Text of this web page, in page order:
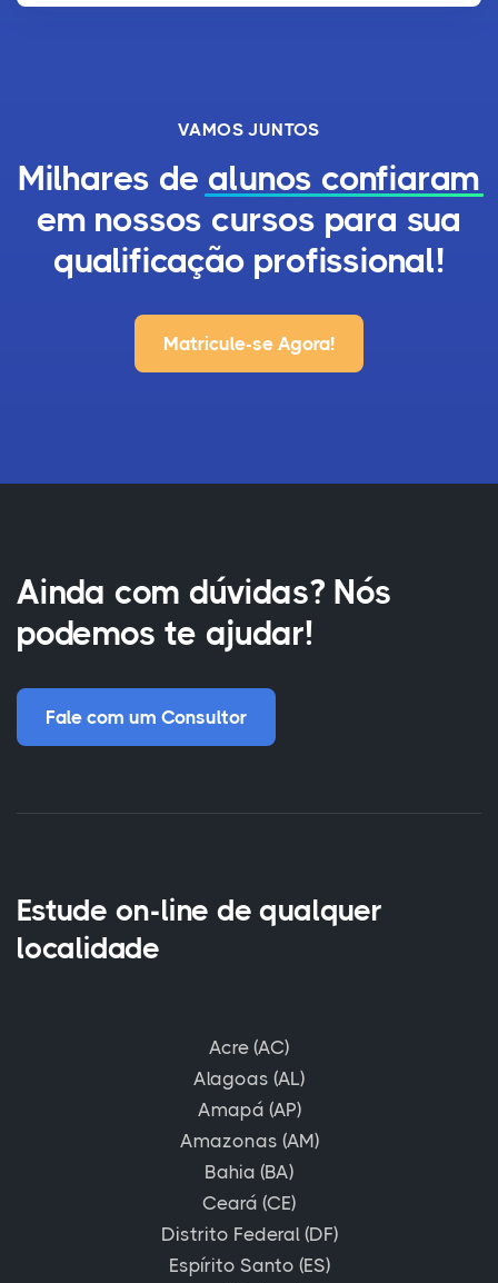
VAMOS JUNTOS
Milhares de alunos confiaram
em nossos cursos para sua
qualificação profissional!
Matricule-se Agora!
Ainda com dúvidas? Nós
podemos te ajudar!
Fale com um Consultor
Estude on-line de qualquer
localidade
Acre (AC)
Alagoas (AL)
Amapá (AP)
Amazonas (AM)
Bahia (BA)
Ceará (CE)
Distrito Federal (DF)
Espírito Santo (ES)